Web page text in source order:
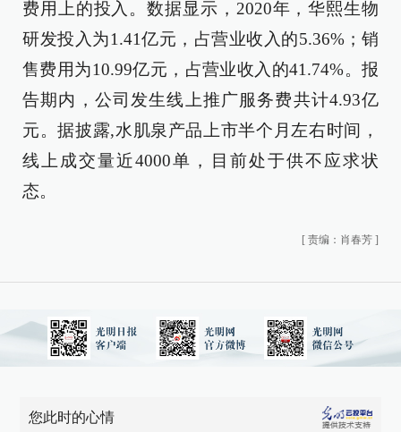
费用上的投入。数据显示，2020年，华熙生物
研发投入为1.41亿元，占营业收入的5.36%；销
售费用为10.99亿元，占营业收入的41.74%。报
告期内，公司发生线上推广服务费共计4.93亿
元。据披露,水肌泉产品上市半个月左右时间，
线上成交量近4000单，目前处于供不应求状
态。
[ 责编：肖春芳 ]
您此时的心情